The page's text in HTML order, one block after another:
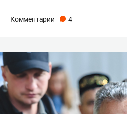
Комментарии 4